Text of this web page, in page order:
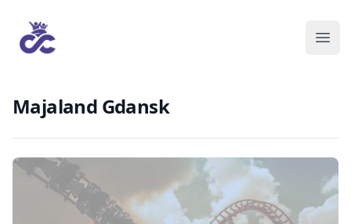
Majaland Gdansk